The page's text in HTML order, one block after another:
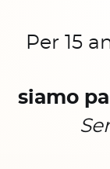
Per 15
siamo